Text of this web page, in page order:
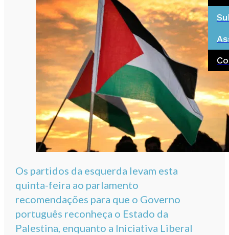
Os partidos da esquerda levam esta
quinta-feira ao parlamento
recomendações para que o Governo
português reconheça o Estado da
Palestina, enquanto a Iniciativa Liberal